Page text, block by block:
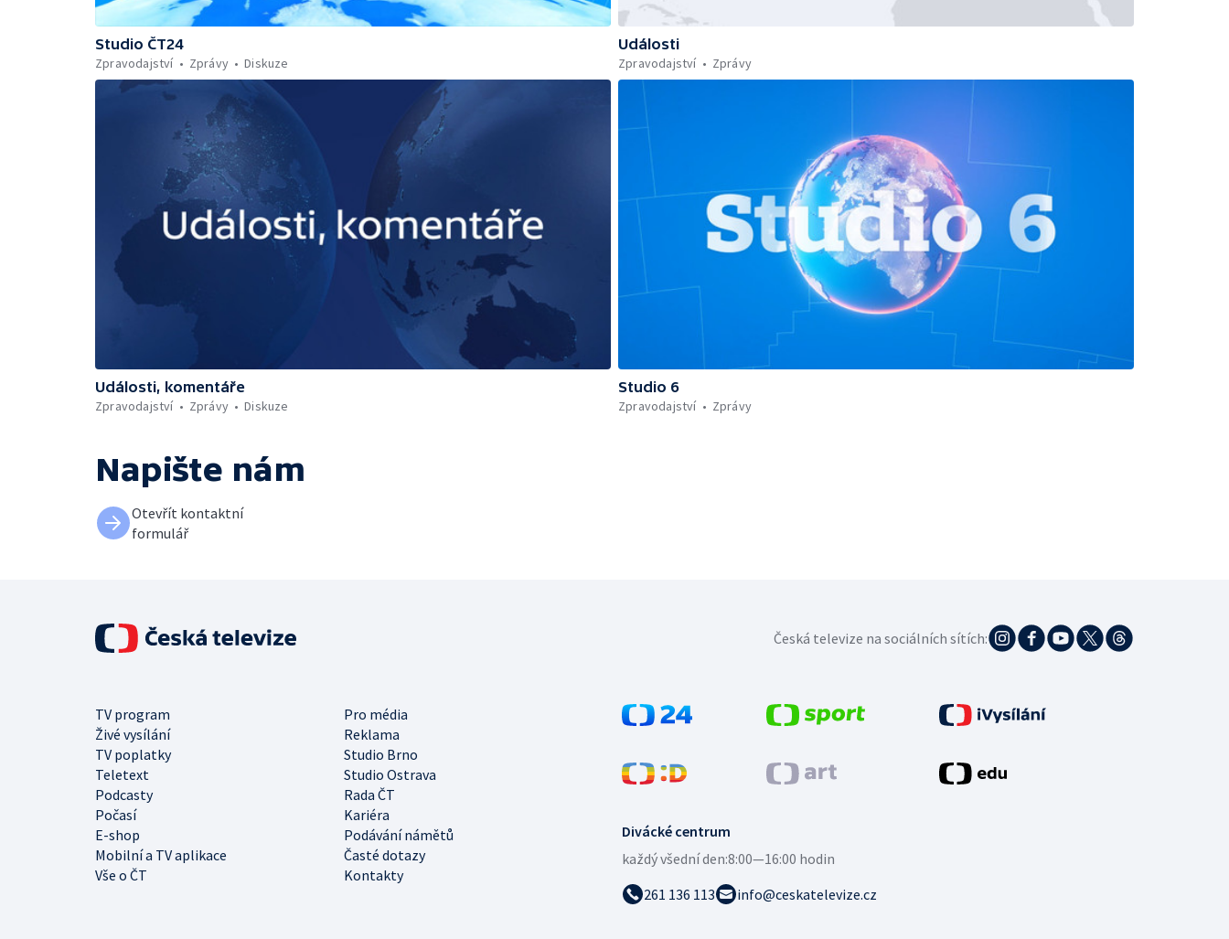
Studio ČT24
Zpravodajství
Zprávy Diskuze
Události
Zpravodajství
Zprávy
Události, komentáře
Zpravodajství
Zprávy Diskuze
Studio 6
Zpravodajství
Zprávy
Napište nám
Otevřít kontaktní
formulář
Divácké centrum
každý všední den:8:00—16:00 hodin
261 136 113
info@ceskatelevize.cz
TV program
Pro média
Živé vysílání
Reklama
TV poplatky
Studio Brno
Teletext
Studio Ostrava
Podcasty
Rada ČT
Počasí
Kariéra
E-shop
Podávání námětů
Mobilní a TV aplikace
Časté dotazy
Vše o ČT
Kontakty
Česká televize na sociálních sítích: